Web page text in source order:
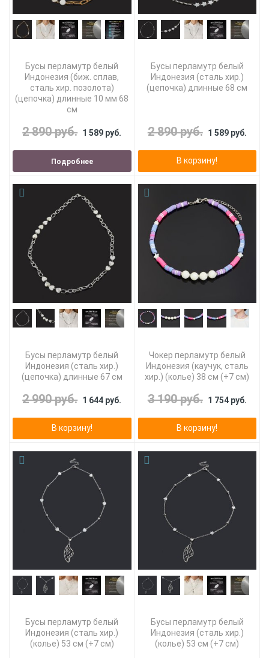
Бусы перламутр белый
Индонезия (биж. сплав,
сталь хир. позолота)
(цепочка) длинные 10 мм 68
см
2 890 руб. 1 589 руб.
Подробнее
Бусы перламутр белый
Индонезия (сталь хир.)
(цепочка) длинные 68 см
2 890 руб. 1 589 руб.
В корзину!
Бусы перламутр белый
Индонезия (сталь хир.)
(цепочка) длинные 67 см
2 990 руб. 1 644 руб.
В корзину!
Чокер перламутр белый
Индонезия (каучук, сталь
хир.) (колье) 38 см (+7 см)
3 190 руб. 1 754 руб.
В корзину!
Бусы перламутр белый
Индонезия (сталь хир.)
(колье) 53 см (+7 см)
Бусы перламутр белый
Индонезия (сталь хир.)
(колье) 53 см (+7 см)